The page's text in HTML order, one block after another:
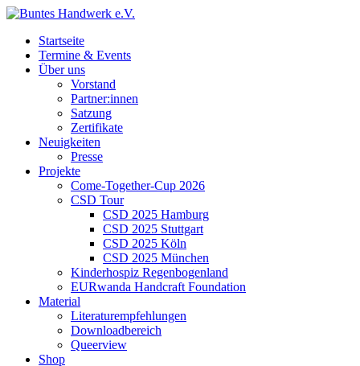
Startseite
Termine & Events
Über uns
Vorstand
Partner:innen
Satzung
Zertifikate
Neuigkeiten
Presse
Projekte
Come-Together-Cup 2026
CSD Tour
CSD 2025 Hamburg
CSD 2025 Stuttgart
CSD 2025 Köln
CSD 2025 München
Kinderhospiz Regenbogenland
EURwanda Handcraft Foundation
Material
Literaturempfehlungen
Downloadbereich
Queerview
Shop